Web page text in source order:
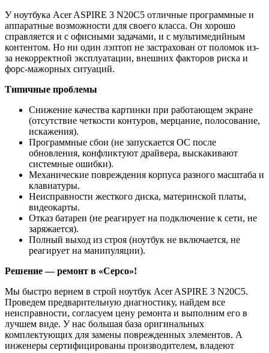
У ноутбука Acer ASPIRE 3 N20C5 отличные программные и
аппаратные возможности для своего класса. Он хорошо
справляется и с офисными задачами, и с мультимедийным
контентом. Но ни один лэптоп не застрахован от поломок из-
за некорректной эксплуатации, внешних факторов риска и
форс-мажорных ситуаций.
Типичные проблемы
Снижение качества картинки при работающем экране
(отсутствие четкости контуров, мерцание, полосование,
искажения).
Программные сбои (не запускается ОС после
обновления, конфликтуют драйвера, выскакивают
системные ошибки).
Механические повреждения корпуса разного масштаба и
клавиатуры.
Неисправности жесткого диска, материнской платы,
видеокарты.
Отказ батареи (не реагирует на подключение к сети, не
заряжается).
Полный выход из строя (ноутбук не включается, не
реагирует на манипуляции).
Решение — ремонт в «Серсо»!
Мы быстро вернем в строй ноутбук Acer ASPIRE 3 N20C5.
Проведем предварительную диагностику, найдем все
неисправности, согласуем цену ремонта и выполним его в
лучшем виде. У нас большая база оригинальных
комплектующих для замены поврежденных элементов. А
инженеры сертифицированы производителем, владеют